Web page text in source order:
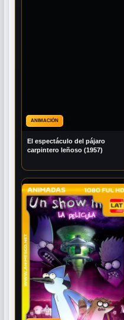
ANIMACIÓN
El espectáculo del pájaro
carpintero leñoso (1957)